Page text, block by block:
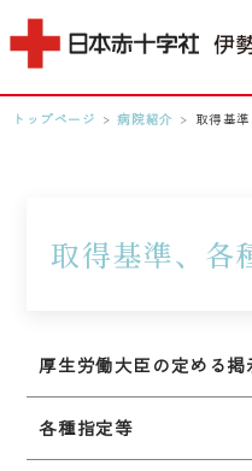
MENU
0596-28-2171
トップページ >病院紹介 > 取得基
取得基準、各
厚生労働大臣の定める掲
各種指定等